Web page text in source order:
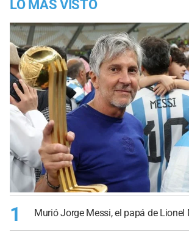
LO MÁS VISTO
1 Murió Jorge Messi, el papá de Lionel